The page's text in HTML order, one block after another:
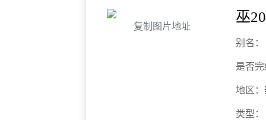
复制图片地址
巫
别名：
是否
地区：
类型：